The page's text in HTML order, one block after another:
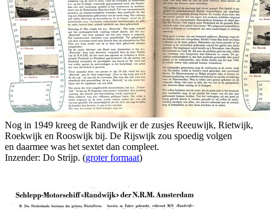
Nog in 1949 kreeg de Randwijk er de zusjes Reeuwijk, Rietwijk,
Roekwijk en Rooswijk bij. De Rijswijk zou spoedig volgen
en daarmee was het sextet dan compleet.
Inzender: Do Strijp. (groter formaat)